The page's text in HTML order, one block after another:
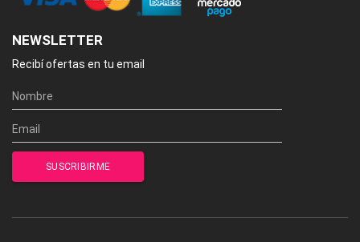
NEWSLETTER
Recibí ofertas en tu email